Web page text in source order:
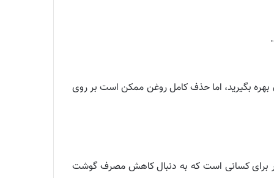
بهره بگیرید، اما حذف کامل روغن ممکن است بر روی
برای کسانی است که به دنبال کاهش مصرف گوشت